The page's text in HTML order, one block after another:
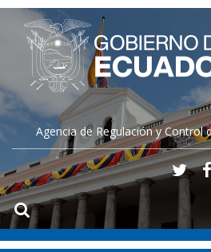
Agencia de Regulación y Control